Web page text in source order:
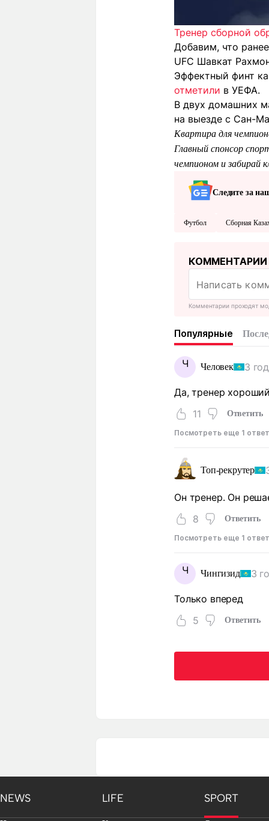
Тренер сборной
Добавим, что
UFC Шавкат
Эффектный финт
отметили в УЕФА.
В двух домашних
на выезде с Сан-
Квартира для
Главный спонсор
чемпионом и забирай
Следите за
Футбол Сборная
КОММЕНТАРИИ
Комментарии проходят
Популярные
Ч Человек 3
Да, тренер
11
Ответить
Посмотреть еще 1
Топ-рекрутер
Он тренер. Он
8
Ответить
Посмотреть еще 1
Ч Чингизид 3
Только вперед
5
Ответить
NEWS LIFE SPORT